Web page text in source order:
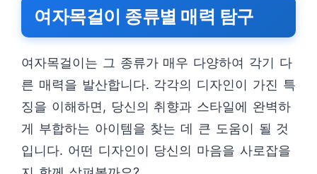
여자목걸이 종류별 매력 탐구
여자목걸이는 그 종류가 매우 다양하여 각기 다
른 매력을 발산합니다. 각각의 디자인이 가진 특
징을 이해하면, 당신의 취향과 스타일에 완벽하
게 부합하는 아이템을 찾는 데 큰 도움이 될 것
입니다. 어떤 디자인이 당신의 마음을 사로잡을